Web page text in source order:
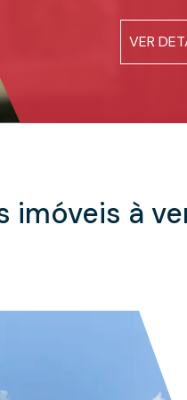
VER
VER
SIMULE
aluguel aumentaram!
VER
imóveis à